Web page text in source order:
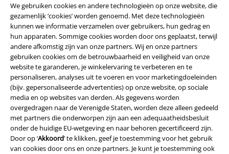
We gebruiken cookies en andere technologieën op onze website, die
gezamenlijk ‘cookies’ worden genoemd. Met deze technologieën
kunnen we informatie verzamelen over gebruikers, hun gedrag en
hun apparaten. Sommige cookies worden door ons geplaatst, terwijl
andere afkomstig zijn van onze partners. Wij en onze partners
gebruiken cookies om de betrouwbaarheid en veiligheid van onze
website te garanderen, je winkelervaring te verbeteren en te
personaliseren, analyses uit te voeren en voor marketingdoeleinden
(bijv. gepersonaliseerde advertenties) op onze website, op sociale
media en op websites van derden. Als gegevens worden
overgedragen naar de Verenigde Staten, worden deze alleen gedeeld
met partners die onderworpen zijn aan een adequaatheidsbesluit
onder de huidige EU-wetgeving en naar behoren gecertificeerd zijn.
Door op ‘Akkoord’ te klikken, geef je toestemming voor het gebruik
van cookies door ons en onze partners. Je kunt je toestemming ook
Legal
Algemene Voorwaarden
Bedrijfsgegevens